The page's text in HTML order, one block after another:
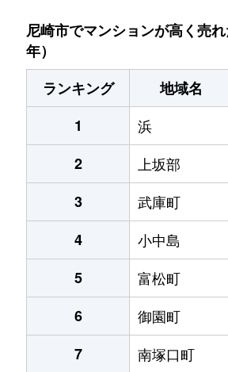
尼崎市でマンションが高く売
年）
ランキング
地域名
1
浜
2
上坂部
3
武庫町
4
小中島
5
富松町
6
御園町
7
南塚口町